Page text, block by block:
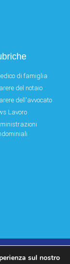
di famiglia
del notaio
dell'avvocato
Lavoro
Paesi
sul nostro